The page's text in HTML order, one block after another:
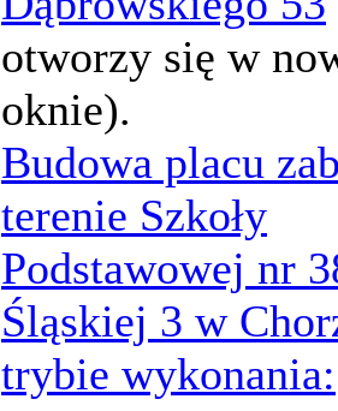
otworzy się w
oknie).
Budowa placu
terenie Szkoły
Podstawowej nr
Śląskiej 3 w
trybie wykonania: